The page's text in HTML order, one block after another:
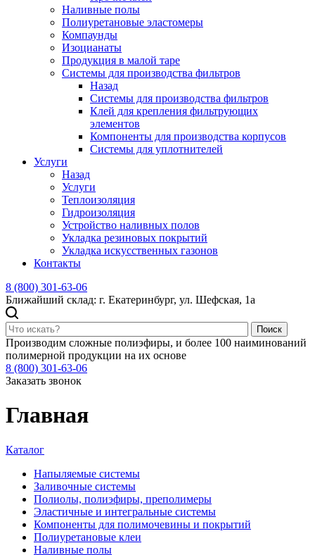
Наливные полы
Полиуретановые эластомеры
Компаунды
Изоцианаты
Продукция в малой таре
Системы для производства фильтров
Назад
Системы для производства фильтров
Клей для крепления фильтрующих
элементов
Компоненты для производства корпусов
Системы для уплотнителей
Услуги
Назад
Услуги
Теплоизоляция
Гидроизоляция
Устройство наливных полов
Укладка резиновых покрытий
Укладка искусственных газонов
Контакты
8 (800) 301-63-06
Ближайший склад: г. Екатеринбург, ул. Шефская, 1а
Поиск
Производим сложные полиэфиры, и более 100 наиминований
полимерной продукции на их основе
8 (800) 301-63-06
Заказать звонок
Главная
Каталог
Напыляемые системы
Заливочные системы
Полиолы, полиэфиры, преполимеры
Эластичные и интегральные системы
Компоненты для полимочевины и покрытий
Полиуретановые клеи
Наливные полы